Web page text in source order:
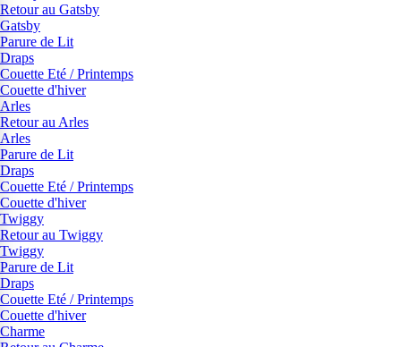
Retour au Gatsby
Gatsby
Parure de Lit
Draps
Couette Eté / Printemps
Couette d'hiver
Arles
Retour au Arles
Arles
Parure de Lit
Draps
Couette Eté / Printemps
Couette d'hiver
Twiggy
Retour au Twiggy
Twiggy
Parure de Lit
Draps
Couette Eté / Printemps
Couette d'hiver
Charme